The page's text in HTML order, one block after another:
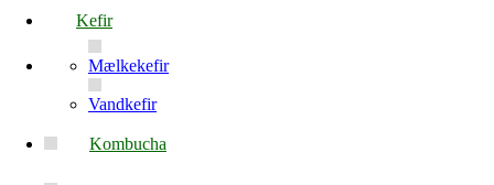
Kefir
Mælkekefir
Vandkefir
Kombucha